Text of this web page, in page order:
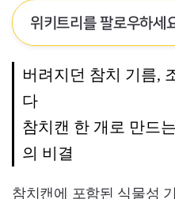
위키트리를 팔로우하세
버려지던 참치 기름,
다
참치캔 한 개로 만드
의 비결
참치캔에 포함된 식물성